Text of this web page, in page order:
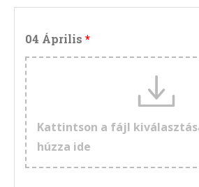
04 Április
Kattintson a fájl
húzza ide